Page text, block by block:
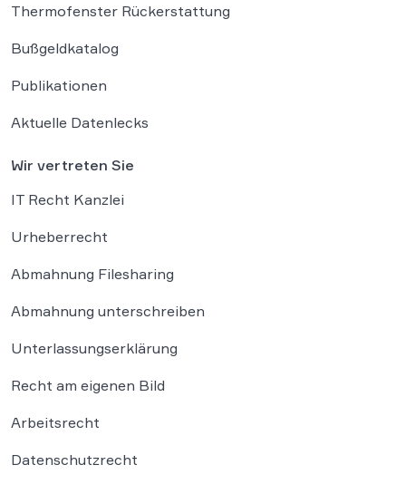
Thermofenster Rückerstattung
Bußgeldkatalog
Publikationen
Aktuelle Datenlecks
Wir vertreten Sie
IT Recht Kanzlei
Urheberrecht
Abmahnung Filesharing
Abmahnung unterschreiben
Unterlassungserklärung
Recht am eigenen Bild
Arbeitsrecht
Datenschutzrecht